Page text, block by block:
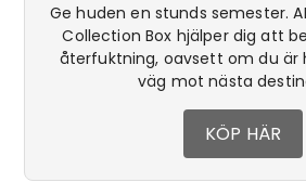
Ge huden en stunds semester.
Collection Box hjälper dig att
återfuktning, oavsett om du är
väg mot nästa
KÖP HÄR